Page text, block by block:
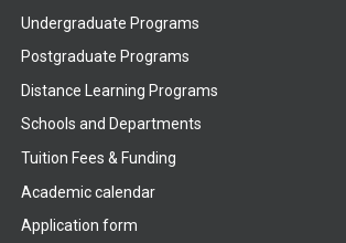
Undergraduate Programs
Postgraduate Programs
Distance Learning Programs
Schools and Departments
Tuition Fees & Funding
Academic calendar
Application form